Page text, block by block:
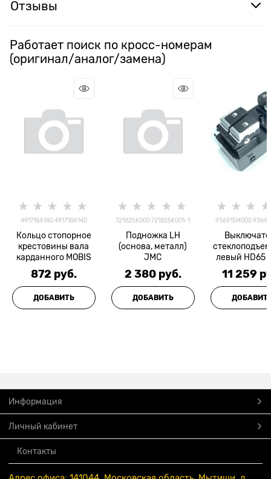
Отзывы
Работает поиск по кросс-номерам
(оригинал/аналог/замена)
491718A140 491718A140
Кольцо стопорное
крестовины вала
карданного MOBIS
872 руб.
ДОБАВИТЬ
721825K000 721825K001-1
Подножка LH
(основа, металл)
JMC
2 380 руб.
ДОБАВИТЬ
936915M000
левый HD65
HD78 HD35
MOBIS
11 259
Информация
Личный кабинет
Контакты